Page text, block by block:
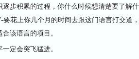
步积累的过程，你什么时候想清楚要了解
花上你几个月的时间去跟这门语言打交道
该语言的项目。
定会突飞猛进。